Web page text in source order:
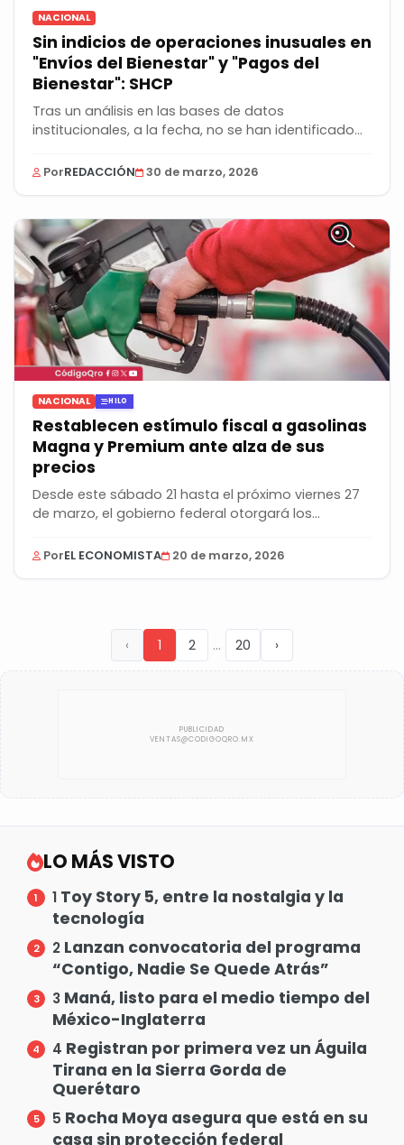
NACIONAL
Sin indicios de operaciones inusuales en
"Envíos del Bienestar" y "Pagos del
Bienestar": SHCP
Tras un análisis en las bases de datos
institucionales, a la fecha, no se han identificado...
PorREDACCIÓN 30 de marzo, 2026
NACIONAL HILO
Restablecen estímulo fiscal a gasolinas
Magna y Premium ante alza de sus
precios
Desde este sábado 21 hasta el próximo viernes 27
de marzo, el gobierno federal otorgará los...
PorEL ECONOMISTA 20 de marzo, 2026
‹ 1 2 ... 20 ›
LO MÁS VISTO
1 Toy Story 5, entre la nostalgia y la
tecnología
2 Lanzan convocatoria del programa
“Contigo, Nadie Se Quede Atrás”
3 Maná, listo para el medio tiempo del
México-Inglaterra
4 Registran por primera vez un Águila
Tirana en la Sierra Gorda de
Querétaro
5 Rocha Moya asegura que está en su
casa sin protección federal